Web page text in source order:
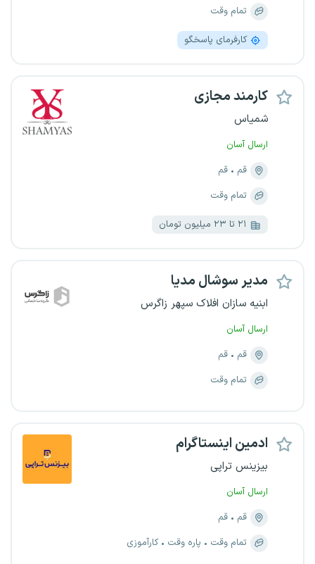
تمام وقت
کارفرمای پاسخگو
کارمند مجازی
شمیاس
ارسال آسان
قم
قم
تمام وقت
۲۱ تا ۲۳ میلیون تومان
مدیر سوشال مدیا
ابنیه سازان افلاک سپهر زاگرس
ارسال آسان
قم
قم
تمام وقت
ادمین اینستاگرام
بیزینس تراپی
ارسال آسان
قم
قم
تمام وقت
پاره وقت کارآموزی